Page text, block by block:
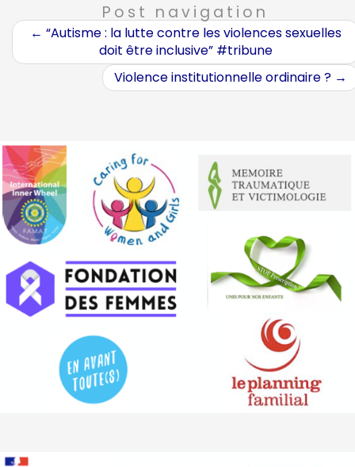
Post navigation
← “Autisme : la lutte contre les violences sexuelles
doit être inclusive” #tribune
Violence institutionnelle ordinaire ? →